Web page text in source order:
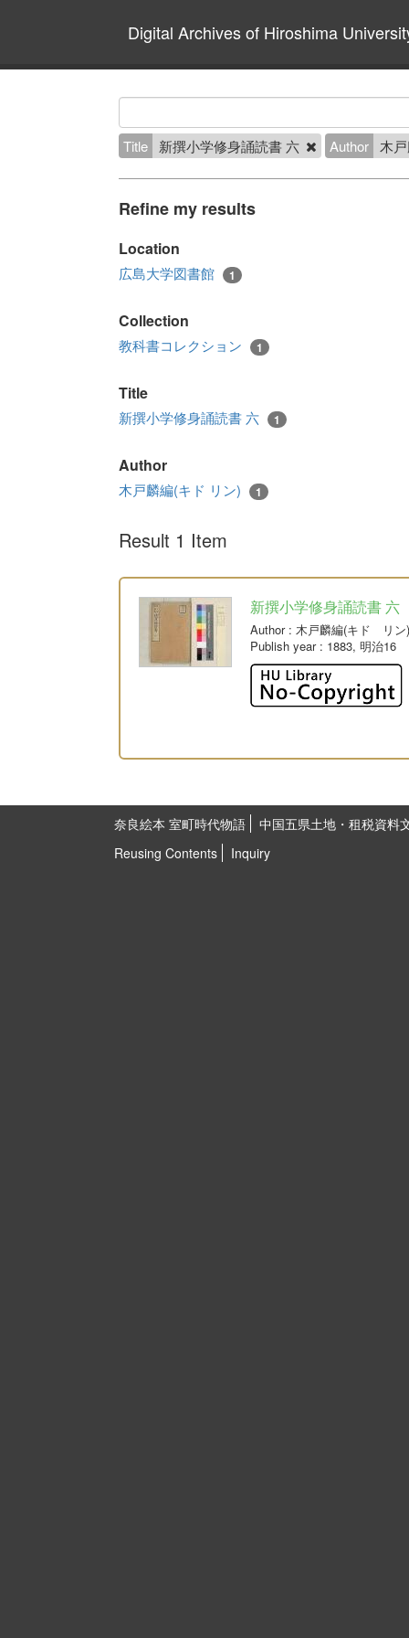
Digital Archives of Hiroshima
Title 新撰小学修身誦読書 六 Author 木
Refine my results
Location
広島大学図書館 1
Collection
教科書コレクション 1
Title
新撰小学修身誦読書 六 1
Author
木戸麟編(キド リン) 1
Result 1 Item
新撰小学修身誦読書 六
Author: 木戸麟編(キド リン)
Publish year: 1883, 明治16
奈良絵本 室町時代物語
中国五県土地・租税資料
Reusing Contents
Inquiry